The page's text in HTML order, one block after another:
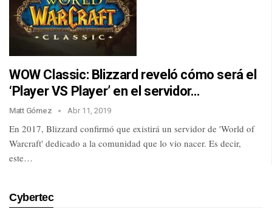
WOW Classic: Blizzard reveló cómo será el
‘Player VS Player’ en el servidor…
Matt Gómez Abr 11, 2019
En 2017, Blizzard confirmó que existirá un servidor de 'World of
Warcraft' dedicado a la comunidad que lo vio nacer. Es decir,
este…
Cybertec